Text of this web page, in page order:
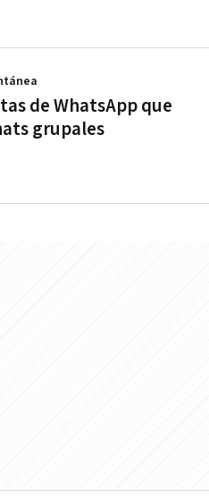
de WhatsApp que
grupales